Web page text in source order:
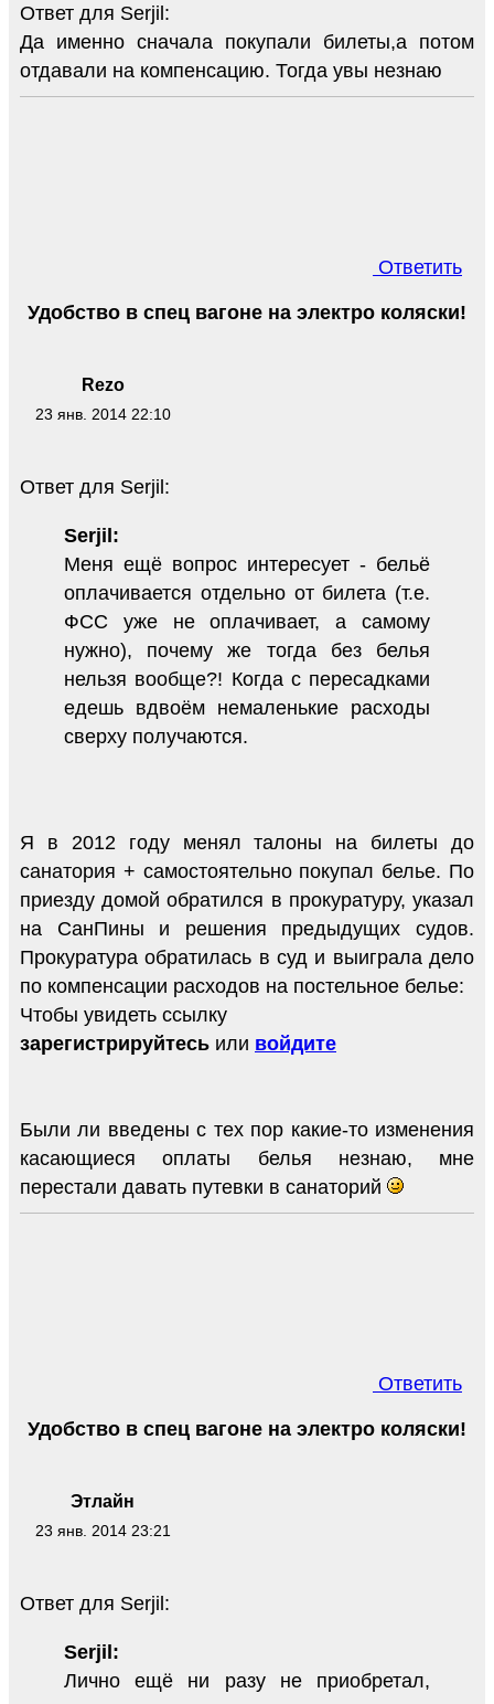
Ответ для Serjil:
Да именно сначала покупали билеты,а потом
отдавали на компенсацию. Тогда увы незнаю
Ответить
Rezo
23 янв. 2014 22:10
Удобство в спец вагоне на электро коляски!
Ответ для Serjil:
Serjil:
Меня ещё вопрос интересует - бельё
оплачивается отдельно от билета (т.е.
ФСС уже не оплачивает, а самому
нужно), почему же тогда без белья
нельзя вообще?! Когда с пересадками
едешь вдвоём немаленькие расходы
сверху получаются.
Я в 2012 году менял талоны на билеты до
санатория + самостоятельно покупал белье. По
приезду домой обратился в прокуратуру, указал
на СанПины и решения предыдущих судов.
Прокуратура обратилась в суд и выиграла дело
по компенсации расходов на постельное белье:
Чтобы увидеть ссылку
зарегистрируйтесь или войдите
Были ли введены с тех пор какие-то изменения
касающиеся оплаты белья незнаю, мне
перестали давать путевки в санаторий
Ответить
Этлайн
23 янв. 2014 23:21
Удобство в спец вагоне на электро коляски!
Ответ для Serjil:
Serjil:
Лично ещё ни разу не приобретал,